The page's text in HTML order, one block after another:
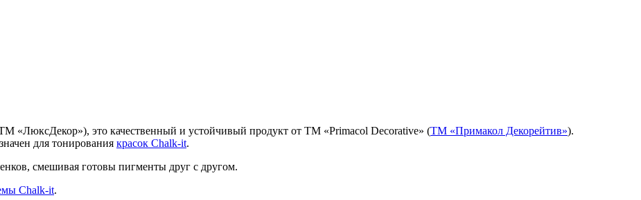
«ЛюксДекор»), это качественный и устойчивый продукт от ТМ «Primacol Decorative» (ТМ «Примакол Декорейтив»).
для тонирования красок Chalk-it.
смешивая готовы пигменты друг с другом.
Chalk-it.